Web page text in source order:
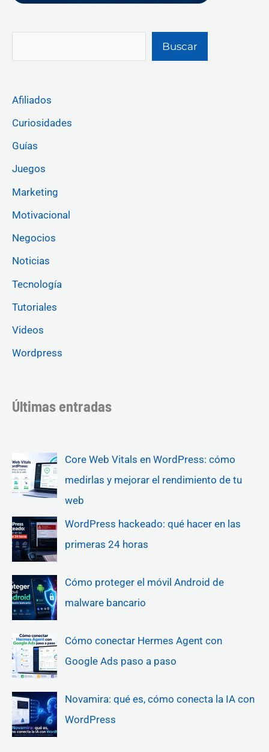
Buscar
Afiliados
Curiosidades
Guías
Juegos
Marketing
Motivacional
Negocios
Noticias
Tecnología
Tutoriales
Videos
Wordpress
Últimas entradas
Core Web Vitals en WordPress: cómo
medirlas y mejorar el rendimiento de tu
web
WordPress hackeado: qué hacer en las
primeras 24 horas
Cómo proteger el móvil Android de
malware bancario
Cómo conectar Hermes Agent con
Google Ads paso a paso
Novamira: qué es, cómo conecta la IA con
WordPress